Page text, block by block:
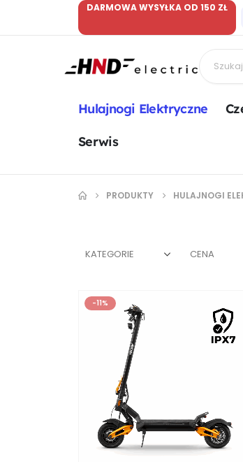
DARMOWA WYSYŁKA OD 150 ZŁ
Hulajnogi Elektryczne
Serwis
PRODUKTY HULAJNOGI
KATEGORIE CENA
-11%